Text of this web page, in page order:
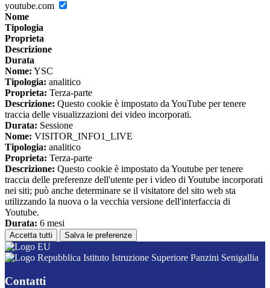
youtube.com
Nome
Tipologia
Proprieta
Descrizione
Durata
Nome: YSC
Tipologia: analitico
Proprieta: Terza-parte
Descrizione: Questo cookie è impostato da YouTube per tenere
traccia delle visualizzazioni dei video incorporati.
Durata: Sessione
Nome: VISITOR_INFO1_LIVE
Tipologia: analitico
Proprieta: Terza-parte
Descrizione: Questo cookie è impostato da Youtube per tenere
traccia delle preferenze dell'utente per i video di Youtube incorporati
nei siti; può anche determinare se il visitatore del sito web sta
utilizzando la nuova o la vecchia versione dell'interfaccia di
Youtube.
Durata: 6 mesi
Accetta tutti Salva le preferenze
Istituto Istruzione Superiore Panzini Senigallia
Contatti